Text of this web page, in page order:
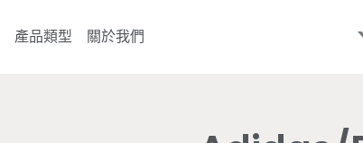
產品類型 關於我們